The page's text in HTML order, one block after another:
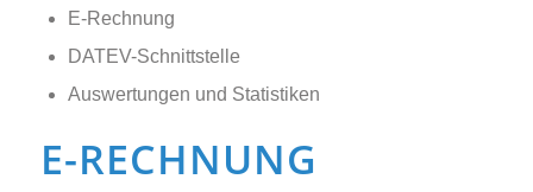
E-Rechnung
DATEV-Schnittstelle
Auswertungen und Statistiken
E-RECHNUNG